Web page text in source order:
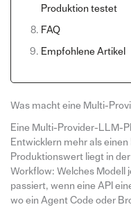
Produktion testet
FAQ
Empfohlene Artikel
Was macht eine Multi-
Eine Multi-Provider-LLM-
Entwicklern mehr als
Produktionswert liegt in
Workflow: Welches Modell
passiert, wenn eine API
wo ein Agent Code oder